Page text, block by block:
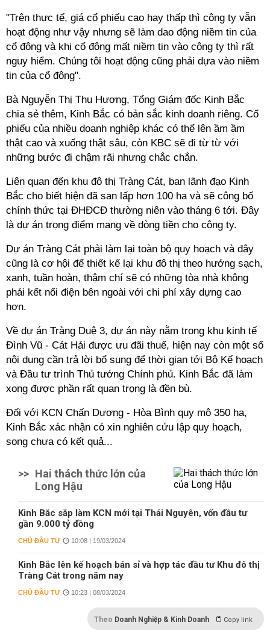
"Trên thực tế, giá cổ phiếu cao hay thấp thì công ty vẫn
hoạt động như vậy nhưng sẽ làm dao động niềm tin của
cổ đông và khi cổ đông mất niềm tin vào công ty thì rất
nguy hiểm. Chúng tôi hoạt động cũng phải dựa vào niềm
tin của cổ đông".
Bà Nguyễn Thị Thu Hương, Tổng Giám đốc Kinh Bắc
chia sẻ thêm, Kinh Bắc có bản sắc kinh doanh riêng. Cổ
phiếu của nhiều doanh nghiệp khác có thể lên ầm ầm
thật cao và xuống thật sâu, còn KBC sẽ đi từ từ với
những bước đi chậm rãi nhưng chắc chắn.
Liên quan đến khu đô thị Tràng Cát, ban lãnh đạo Kinh
Bắc cho biết hiện đã san lấp hơn 100 ha và sẽ công bố
chính thức tại ĐHĐCĐ thường niên vào tháng 6 tới. Đây
là dự án trọng điểm mang về dòng tiền cho công ty.
Dự án Tràng Cát phải làm lại toàn bộ quy hoạch và đây
cũng là cơ hội để thiết kế lại khu đô thị theo hướng sạch,
xanh, tuần hoàn, thậm chí sẽ có những tòa nhà không
phải kết nối điện bên ngoài với chi phí xây dựng cao
hơn.
Về dự án Tràng Duệ 3, dự án này nằm trong khu kinh tế
Đình Vũ - Cát Hải được ưu đãi thuế, hiện nay còn một số
nội dung cần trả lời bổ sung để thời gian tới Bộ Kế hoạch
và Đầu tư trình Thủ tướng Chính phủ. Kinh Bắc đã làm
xong được phần rất quan trọng là đền bù.
Đối với KCN Chấn Dương - Hòa Bình quy mô 350 ha,
Kinh Bắc xác nhận có xin nghiên cứu lập quy hoạch,
song chưa có kết quả...
>> Hai thách thức lớn của
Long Hậu
Kinh Bắc sắp làm KCN mới tại Thái Nguyên, vốn đầu tư
gần 9.000 tỷ đồng
CHỦ ĐẦU TƯ 10:08 | 19/03/2024
Kinh Bắc lên kế hoạch bán sỉ và hợp tác đầu tư Khu đô thị
Tràng Cát trong năm nay
CHỦ ĐẦU TƯ 10:23 | 08/03/2024
Theo Doanh Nghiệp & Kinh Doanh Copy link